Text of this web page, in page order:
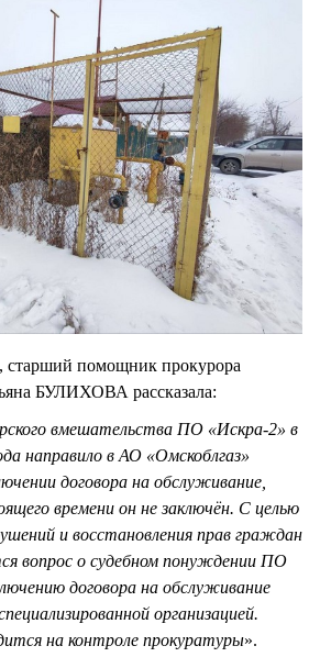
старший помощник прокурора
БУЛИХОВА рассказала:
вмешательства ПО «Искра-2» в
направило в АО «Омскоблгаз»
договора на обслуживание,
времени он не заключён. С целью
и восстановления прав граждан
вопрос о судебном понуждении ПО
договора на обслуживание
организацией.
на контроле прокуратуры».